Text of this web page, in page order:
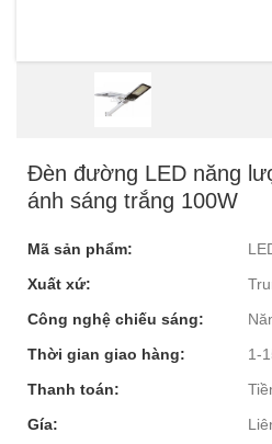
Đèn đường LED năng
ánh sáng trắng 100W
Mã sản phẩm:
Xuất xứ:
Công nghệ chiếu sáng:
Thời gian giao hàng:
1-
Thanh toán:
Gía: